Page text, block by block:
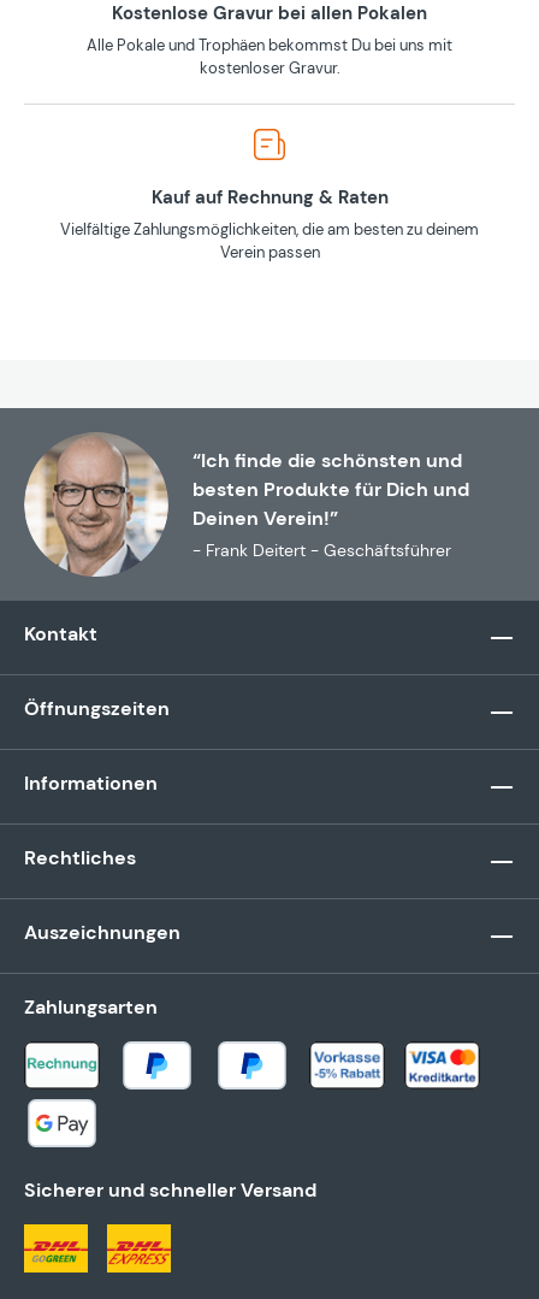
Kostenlose Gravur bei allen Pokalen
Alle Pokale und Trophäen bekommst Du bei uns mit
kostenloser Gravur.
Kauf auf Rechnung & Raten
Vielfältige Zahlungsmöglichkeiten, die am besten zu deinem
Verein passen
“Ich finde die schönsten und
besten Produkte für Dich und
Deinen Verein!”
- Frank Deitert - Geschäftsführer
Kontakt
Öffnungszeiten
Informationen
Rechtliches
Auszeichnungen
Zahlungsarten
Sicherer und schneller Versand